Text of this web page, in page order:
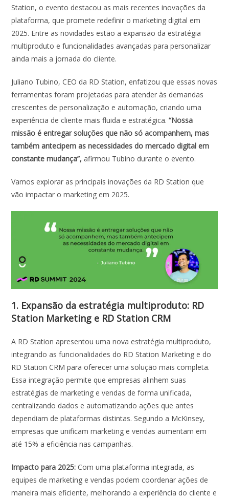
Station, o evento destacou as mais recentes inovações da
plataforma, que promete redefinir o marketing digital em
2025. Entre as novidades estão a expansão da estratégia
multiproduto e funcionalidades avançadas para personalizar
ainda mais a jornada do cliente.
Juliano Tubino, CEO da RD Station, enfatizou que essas novas
ferramentas foram projetadas para atender às demandas
crescentes de personalização e automação, criando uma
experiência de cliente mais fluida e estratégica.“Nossa
missão é entregar soluções que não só acompanhem, mas
também antecipem as necessidades do mercado digital em
constante mudança”,afirmou Tubino durante o evento.
Vamos explorar as principais inovações da RD Station que
vão impactar o marketing em 2025.
1. Expansão da estratégia multiproduto: RD
Station Marketing e RD Station CRM
A RD Station apresentou uma nova estratégia multiproduto,
integrando as funcionalidades do RD Station Marketing e do
RD Station CRM para oferecer uma solução mais completa.
Essa integração permite que empresas alinhem suas
estratégias de marketing e vendas de forma unificada,
centralizando dados e automatizando ações que antes
dependiam de plataformas distintas. Segundo a McKinsey,
empresas que unificam marketing e vendas aumentam em
até 15% a eficiência nas campanhas​.
Impacto para 2025: Com uma plataforma integrada, as
equipes de marketing e vendas podem coordenar ações de
maneira mais eficiente, melhorando a experiência do cliente e